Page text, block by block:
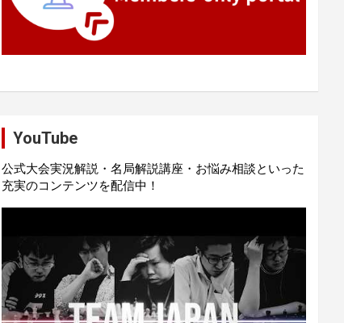
YouTube
公式大会実況解説・名局解説講座・お悩み相談といった
充実のコンテンツを配信中！